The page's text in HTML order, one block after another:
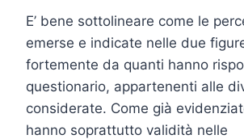
E’ bene sottolineare come le
emerse e indicate nelle due
fortemente da quanti hanno
questionario, appartenenti alle
considerate. Come già
hanno soprattutto validità nelle